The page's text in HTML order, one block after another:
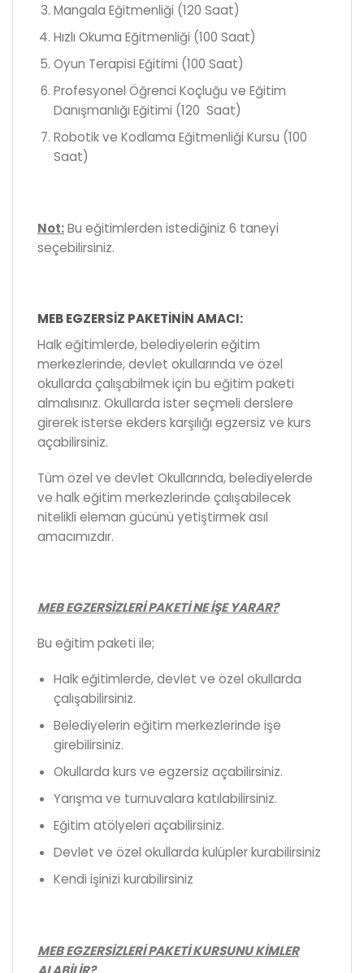
Mangala Eğitmenliği (120 Saat)
Hızlı Okuma Eğitmenliği (100 Saat)
Oyun Terapisi Eğitimi (100 Saat)
Profesyonel Öğrenci Koçluğu ve Eğitim
Danışmanlığı Eğitimi (120 Saat)
Robotik ve Kodlama Eğitmenliği Kursu (100
Saat)
Not:Bu eğitimlerden istediğiniz 6 taneyi
seçebilirsiniz.
MEB EGZERSİZ PAKETİNİN AMACI:
Halk eğitimlerde, belediyelerin eğitim
merkezlerinde, devlet okullarında ve özel
okullarda çalışabilmek için bu eğitim paketi
almalısınız. Okullarda ister seçmeli derslere
girerek isterse ekders karşılığı egzersiz ve kurs
açabilirsiniz.
Tüm özel ve devlet Okullarında, belediyelerde
ve halk eğitim merkezlerinde çalışabilecek
nitelikli eleman gücünü yetiştirmek asıl
amacımızdır.
MEB EGZERSİZLERİ PAKETİ NE İŞE YARAR?
Bu eğitim paketi ile;
Halk eğitimlerde, devlet ve özel okullarda
çalışabilirsiniz.
Belediyelerin eğitim merkezlerinde işe
girebilirsiniz.
Okullarda kurs ve egzersiz açabilirsiniz.
Yarışma ve turnuvalara katılabilirsiniz.
Eğitim atölyeleri açabilirsiniz.
Devlet ve özel okullarda kulüpler kurabilirsiniz
Kendi işinizi kurabilirsiniz
MEB EGZERSİZLERİ PAKETİ KURSUNU KİMLER